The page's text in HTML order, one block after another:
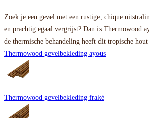
Zoek je een gevel met een rustige, chique
en prachtig egaal vergrijst? Dan is Thermowood
de thermische behandeling heeft dit tropische
hardhout, maar het lichte gewicht van zachthout.
assortiment ayous profielen — van modern
en geef je woning of overkapping de upgrade die
Thermowood gevelbekleding ayous
Thermowood gevelbekleding fraké